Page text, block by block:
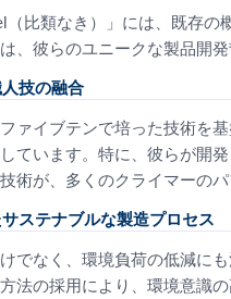
（比類なき）」には、既存
、彼らのユニークな製品開
技の融合
ァイブテンで培った技術を
ています。特に、彼らが開
術が、多くのクライマーの
ステナブルな製造プロセス
でなく、環境負荷の低減に
法の採用により、環境意識